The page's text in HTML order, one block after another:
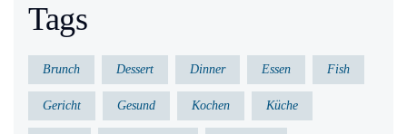
Tags
Brunch Dessert Dinner Essen Fish
Gericht Gesund Kochen Küche